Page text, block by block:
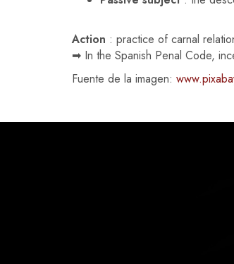
Action : practice of carnal
➡ In the Spanish Penal Code,
Fuente de la imagen: